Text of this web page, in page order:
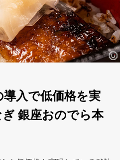
入で低価格を実
銀座おのでら本